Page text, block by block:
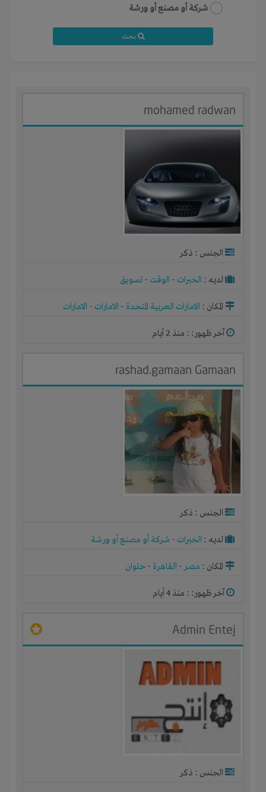
شركة أو مصنع أو ورشة
mohamed radwan
الجنس : ذكر
لديـه : الخبرات - الوقت - تسويق
المكان : الامارات العربية المتحدة - الامارات - الامارات
آخر ظهور: : منذ 2 أيام
rashad.gamaan Gamaan
الجنس : ذكر
لديـه : الخبرات - شركة أو مصنع أو ورشة
المكان : مصر- القاهرة - حلوان
آخر ظهور: : منذ 4 أيام
Admin Entej
الجنس : ذكر